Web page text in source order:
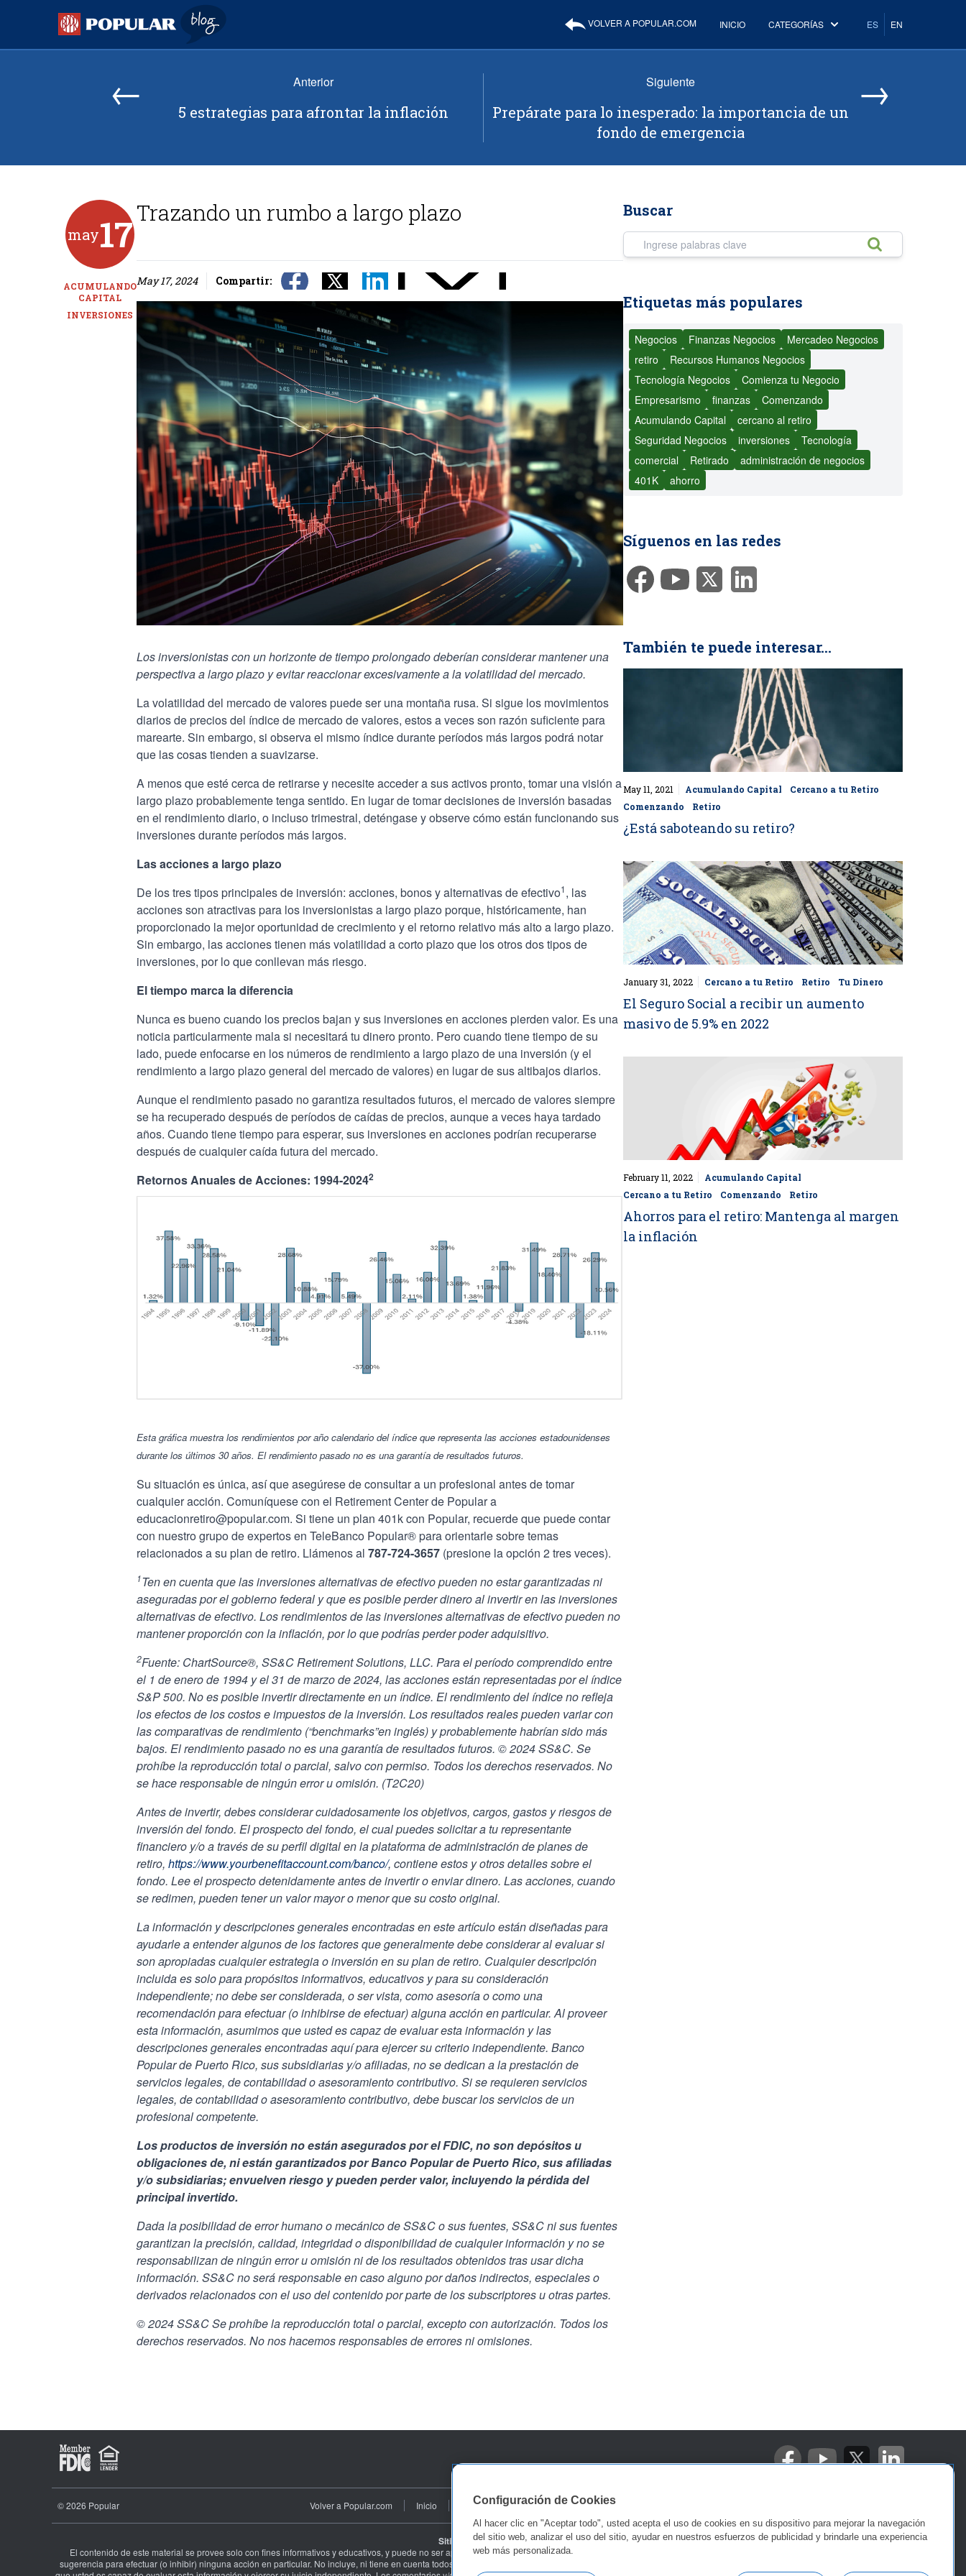
Popular Blog
VOLVER A POPULAR.COM INICIO CATEGORÍAS ES EN
← Anterior
5 estrategias para afrontar la inflación
Siguiente
Prepárate para lo inesperado: la importancia de un
fondo de emergencia
→
may17
ACUMULANDO
CAPITAL
INVERSIONES
Trazando un rumbo a largo plazo
May 17, 2024 Compartir:
Los inversionistas con un horizonte de tiempo prolongado deberían considerar mantener una
perspectiva a largo plazo y evitar reaccionar excesivamente a la volatilidad del mercado.
La volatilidad del mercado de valores puede ser una montaña rusa. Si sigue los movimientos
diarios de precios del índice de mercado de valores, estos a veces son razón suficiente para
marearte. Sin embargo, si observa el mismo índice durante períodos más largos podrá notar
que las cosas tienden a suavizarse.
A menos que esté cerca de retirarse y necesite acceder a sus activos pronto, tomar una visión a
largo plazo probablemente tenga sentido. En lugar de tomar decisiones de inversión basadas
en el rendimiento diario, o incluso trimestral, deténgase y observe cómo están funcionando sus
inversiones durante períodos más largos.
Las acciones a largo plazo
De los tres tipos principales de inversión: acciones, bonos y alternativas de efectivo1, las
acciones son atractivas para los inversionistas a largo plazo porque, históricamente, han
proporcionado la mejor oportunidad de crecimiento y el retorno relativo más alto a largo plazo.
Sin embargo, las acciones tienen más volatilidad a corto plazo que los otros dos tipos de
inversiones, por lo que conllevan más riesgo.
El tiempo marca la diferencia
Nunca es bueno cuando los precios bajan y sus inversiones en acciones pierden valor. Es una
noticia particularmente mala si necesitará tu dinero pronto. Pero cuando tiene tiempo de su
lado, puede enfocarse en los números de rendimiento a largo plazo de una inversión (y el
rendimiento a largo plazo general del mercado de valores) en lugar de sus altibajos diarios.
Aunque el rendimiento pasado no garantiza resultados futuros, el mercado de valores siempre
se ha recuperado después de períodos de caídas de precios, aunque a veces haya tardado
años. Cuando tiene tiempo para esperar, sus inversiones en acciones podrían recuperarse
después de cualquier caída futura del mercado.
Retornos Anuales de Acciones: 1994-20242
Esta gráfica muestra los rendimientos por año calendario del índice que representa las acciones estadounidenses
durante los últimos 30 años. El rendimiento pasado no es una garantía de resultados futuros.
Su situación es única, así que asegúrese de consultar a un profesional antes de tomar
cualquier acción. Comuníquese con el Retirement Center de Popular a
educacionretiro@popular.com. Si tiene un plan 401k con Popular, recuerde que puede contar
con nuestro grupo de expertos en TeleBanco Popular® para orientarle sobre temas
relacionados a su plan de retiro. Llámenos al 787-724-3657 (presione la opción 2 tres veces).
1Ten en cuenta que las inversiones alternativas de efectivo pueden no estar garantizadas ni
aseguradas por el gobierno federal y que es posible perder dinero al invertir en las inversiones
alternativas de efectivo. Los rendimientos de las inversiones alternativas de efectivo pueden no
mantener proporción con la inflación, por lo que podrías perder poder adquisitivo.
2Fuente: ChartSource®, SS&C Retirement Solutions, LLC. Para el período comprendido entre
el 1 de enero de 1994 y el 31 de marzo de 2024, las acciones están representadas por el índice
S&P 500. No es posible invertir directamente en un índice. El rendimiento del índice no refleja
los efectos de los costos e impuestos de la inversión. Los resultados reales pueden variar con
las comparativas de rendimiento (“benchmarks”en inglés) y probablemente habrían sido más
bajos. El rendimiento pasado no es una garantía de resultados futuros. © 2024 SS&C. Se
prohíbe la reproducción total o parcial, salvo con permiso. Todos los derechos reservados. No
se hace responsable de ningún error u omisión. (T2C20)
Antes de invertir, debes considerar cuidadosamente los objetivos, cargos, gastos y riesgos de
inversión del fondo. El prospecto del fondo, el cual puedes solicitar a tu representante
financiero y/o a través de su perfil digital en la plataforma de administración de planes de
retiro, https://www.yourbenefitaccount.com/banco/, contiene estos y otros detalles sobre el
fondo. Lee el prospecto detenidamente antes de invertir o enviar dinero. Las acciones, cuando
se redimen, pueden tener un valor mayor o menor que su costo original.
La información y descripciones generales encontradas en este artículo están diseñadas para
ayudarle a entender algunos de los factores que generalmente debe considerar al evaluar si
son apropiadas cualquier estrategia o inversión en su plan de retiro. Cualquier descripción
incluida es solo para propósitos informativos, educativos y para su consideración
independiente; no debe ser considerada, o ser vista, como asesoría o como una
recomendación para efectuar (o inhibirse de efectuar) alguna acción en particular. Al proveer
esta información, asumimos que usted es capaz de evaluar esta información y las
descripciones generales encontradas aquí para ejercer su criterio independiente. Banco
Popular de Puerto Rico, sus subsidiarias y/o afiliadas, no se dedican a la prestación de
servicios legales, de contabilidad o asesoramiento contributivo. Si se requieren servicios
legales, de contabilidad o asesoramiento contributivo, debe buscar los servicios de un
profesional competente.
Los productos de inversión no están asegurados por el FDIC, no son depósitos u
obligaciones de, ni están garantizados por Banco Popular de Puerto Rico, sus afiliadas
y/o subsidiarias; envuelven riesgo y pueden perder valor, incluyendo la pérdida del
principal invertido.
Dada la posibilidad de error humano o mecánico de SS&C o sus fuentes, SS&C ni sus fuentes
garantizan la precisión, calidad, integridad o disponibilidad de cualquier información y no se
responsabilizan de ningún error u omisión ni de los resultados obtenidos tras usar dicha
información. SS&C no será responsable en caso alguno por daños indirectos, especiales o
derivados relacionados con el uso del contenido por parte de los subscriptores u otras partes.
© 2024 SS&C Se prohíbe la reproducción total o parcial, excepto con autorización. Todos los
derechos reservados. No nos hacemos responsables de errores ni omisiones.
Buscar
Ingrese palabras clave
Etiquetas más populares
Negocios Finanzas Negocios
Mercadeo Negocios
retiro
Recursos Humanos Negocios
Tecnología Negocios
Comienza tu Negocio
Empresarismo
finanzas
Comenzando
Acumulando Capital
cercano al retiro
Seguridad Negocios
inversiones
Tecnología
comercial
Retirado
administración de negocios
401K
ahorro
Síguenos en las redes
También te puede interesar...
May 11, 2021 Acumulando Capital
Cercano a tu Retiro
Comenzando
Retiro
¿Está saboteando su retiro?
January 31, 2022 Cercano a tu Retiro Retiro Tu Dinero
El Seguro Social a recibir un aumento
masivo de 5.9% en 2022
February 11, 2022
Acumulando Capital
Cercano a tu Retiro
Comenzando Retiro
Ahorros para el retiro: Mantenga al margen
la inflación
© 2026 Popular Volver a Popular.com Inicio Condiciones y Términos de Uso Tus Opciones de Privacidad
Sitio web de terceros:
El contenido de este material se provee solo con fines informativos y educativos, y puede no ser aplicable a todas las situaciones. Su contenido no debe considerarse como un consejo de ningún tipo, ni como una
sugerencia para efectuar (o inhibir) ninguna acción en particular. No incluye, ni tiene en cuenta todos los factores que pueden ser relevantes para sus necesidades individuales. Al proveer esta información, suponemos
Configuración de Cookies
Al hacer clic en "Aceptar todo", usted acepta el uso de cookies en su dispositivo para mejorar la navegación
del sitio web, analizar el uso del sitio, ayudar en nuestros esfuerzos de publicidad y brindarle una experiencia
web más personalizada.